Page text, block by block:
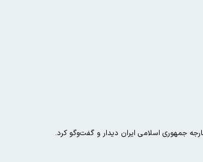
جمهوری اسلامی ایران دیدار و گفت‌وگو کرد.